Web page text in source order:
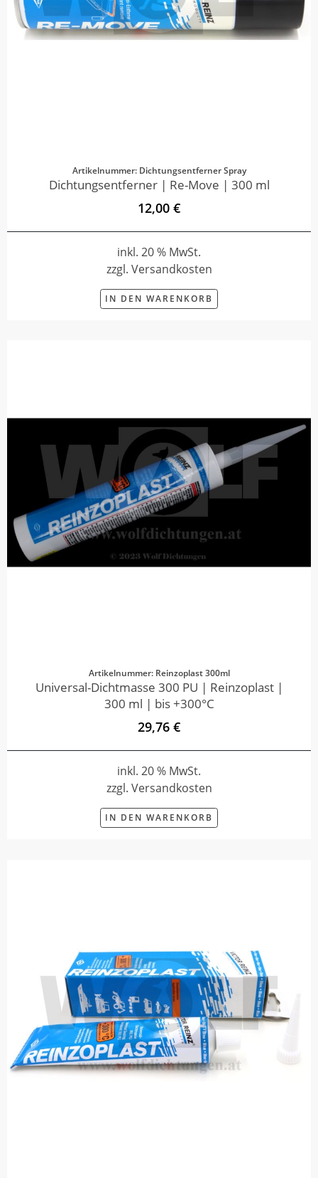
Artikelnummer: Dichtungsentferner Spray
Dichtungsentferner | Re-Move | 300 ml
12,00 €
inkl. 20 % MwSt.
zzgl. Versandkosten
IN DEN WARENKORB
Artikelnummer: Reinzoplast 300ml
Universal-Dichtmasse 300 PU | Reinzoplast |
300 ml | bis +300°C
29,76 €
inkl. 20 % MwSt.
zzgl. Versandkosten
IN DEN WARENKORB